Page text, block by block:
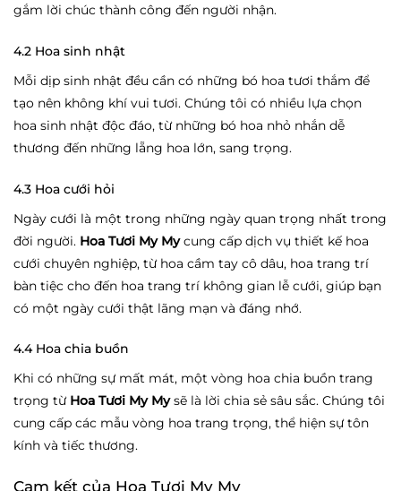
gắm lời chúc thành công đến người nhận.
4.2 Hoa sinh nhật
Mỗi dịp sinh nhật đều cần có những bó hoa tươi thắm để
tạo nên không khí vui tươi. Chúng tôi có nhiều lựa chọn
hoa sinh nhật độc đáo, từ những bó hoa nhỏ nhắn dễ
thương đến những lẵng hoa lớn, sang trọng.
4.3 Hoa cưới hỏi
Ngày cưới là một trong những ngày quan trọng nhất trong
đời người. Hoa Tươi My Mycung cấp dịch vụ thiết kế hoa
cưới chuyên nghiệp, từ hoa cầm tay cô dâu, hoa trang trí
bàn tiệc cho đến hoa trang trí không gian lễ cưới, giúp bạn
có một ngày cưới thật lãng mạn và đáng nhớ.
4.4 Hoa chia buồn
Khi có những sự mất mát, một vòng hoa chia buồn trang
trọng từ Hoa Tươi My Mysẽ là lời chia sẻ sâu sắc. Chúng tôi
cung cấp các mẫu vòng hoa trang trọng, thể hiện sự tôn
kính và tiếc thương.
Cam kết của Hoa Tươi My My